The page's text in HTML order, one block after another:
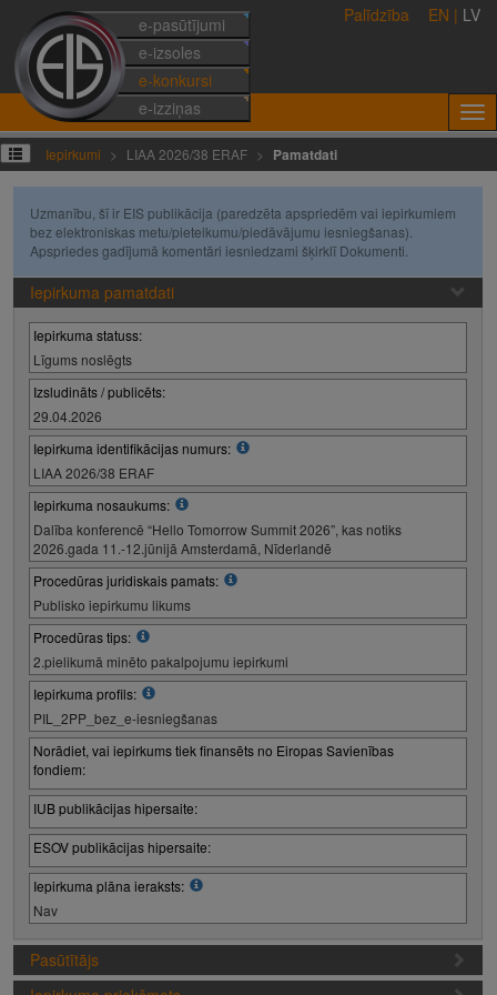
e-pasūtījumi
e-izsoles
e-konkursi
e-izziņas
Palīdzība EN | LV
Iepirkumi LIAA 2026/38 ERAF Pamatdati
Uzmanību, šī ir EIS publikācija (paredzēta apspriedēm vai iepirkumiem
bez elektroniskas metu/pieteikumu/piedāvājumu iesniegšanas).
Apspriedes gadījumā komentāri iesniedzami šķirklī Dokumenti.
Iepirkuma pamatdati
Iepirkuma statuss:
Līgums noslēgts
Izsludināts / publicēts:
29.04.2026
Iepirkuma identifikācijas numurs:
LIAA 2026/38 ERAF
Iepirkuma nosaukums:
Dalība konferencē “Hello Tomorrow Summit 2026”, kas notiks
2026.gada 11.-12.jūnijā Amsterdamā, Nīderlandē
Procedūras juridiskais pamats:
Publisko iepirkumu likums
Procedūras tips:
2.pielikumā minēto pakalpojumu iepirkumi
Iepirkuma profils:
PIL_2PP_bez_e-iesniegšanas
Norādiet, vai iepirkums tiek finansēts no Eiropas Savienības
fondiem:
IUB publikācijas hipersaite:
ESOV publikācijas hipersaite:
Iepirkuma plāna ieraksts:
Nav
Pasūtītājs